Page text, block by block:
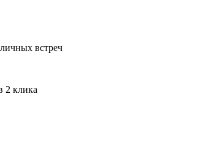
встреч
2 клика